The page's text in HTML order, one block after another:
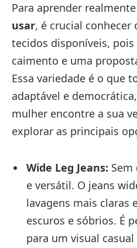
Para aprender realmente
usar, é crucial conhecer
tecidos disponíveis,
caimento e uma
Essa variedade é o que
adaptável e
mulher encontre a sua
explorar as principais
Wide Leg Jeans:
e versátil. O jeans
lavagens mais claras
escuros e sóbrios. É
para um visual